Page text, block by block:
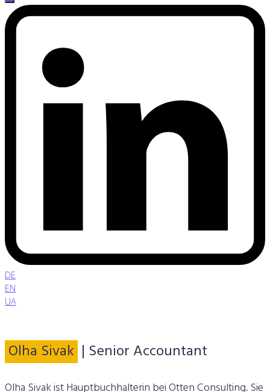
DE
EN
UA
Olha Sivak | Senior Accountant
Olha Sivak ist Hauptbuchhalterin bei Otten Consulting. Sie